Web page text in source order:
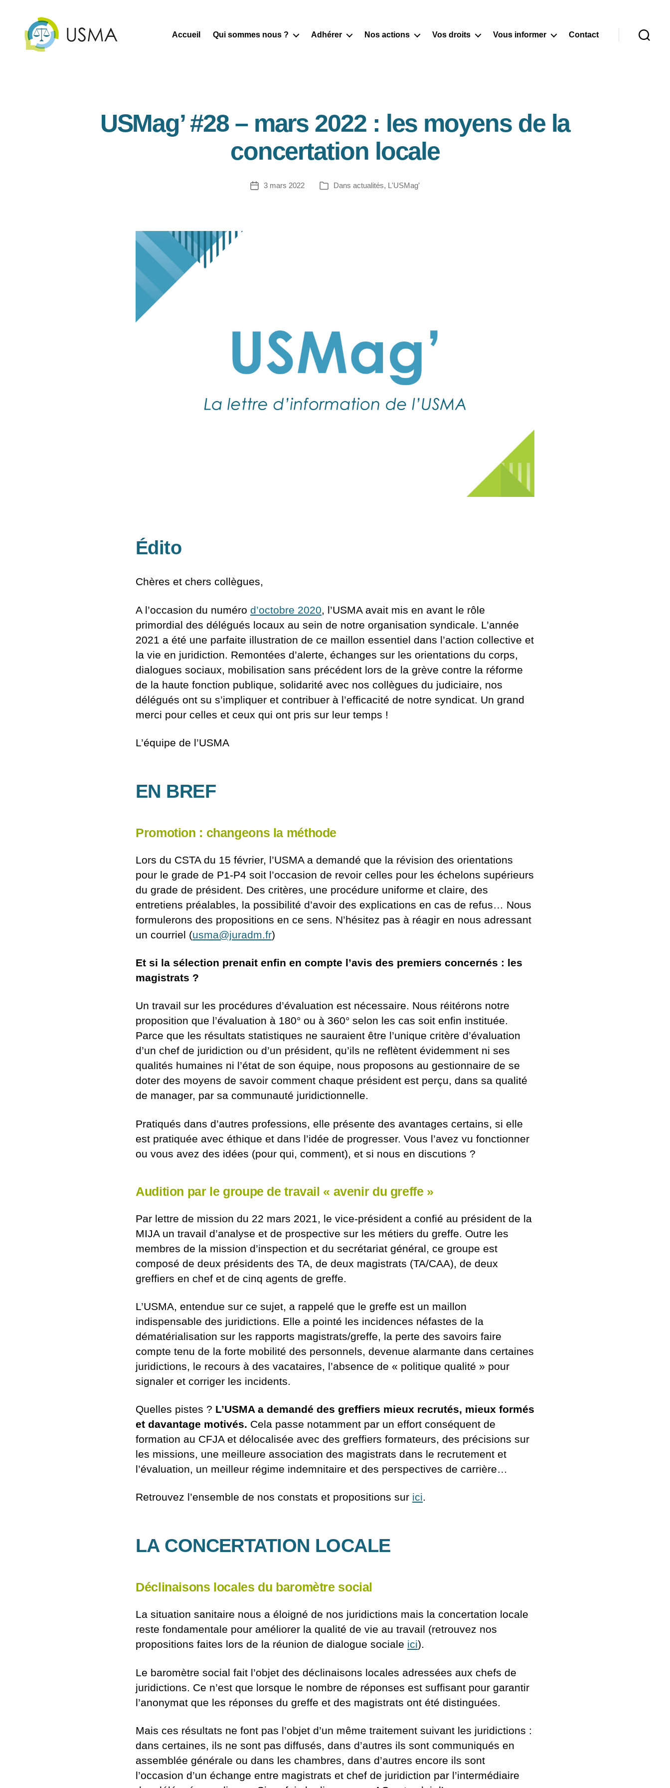
Accueil Qui sommes nous ? Adhérer Nos actions Vos droits Vous informer Contact
USMag’ #28 – mars 2022 : les moyens de la
concertation locale
Date3 mars 2022 Catégories
Dans actualités, L'USMag'
Édito
Chères et chers collègues,
A l’occasion du numéro d’octobre 2020 , l’USMA avait mis en avant le rôle
primordial des délégués locaux au sein de notre organisation syndicale. L’année
2021 a été une parfaite illustration de ce maillon essentiel dans l’action collective et
la vie en juridiction. Remontées d’alerte, échanges sur les orientations du corps,
dialogues sociaux, mobilisation sans précédent lors de la grève contre la réforme
de la haute fonction publique, solidarité avec nos collègues du judiciaire, nos
délégués ont su s’impliquer et contribuer à l’efficacité de notre syndicat. Un grand
merci pour celles et ceux qui ont pris sur leur temps !
L’équipe de l’USMA
EN BREF
Promotion : changeons la méthode
Lors du CSTA du 15 février, l’USMA a demandé que la révision des orientations
pour le grade de P1-P4 soit l’occasion de revoir celles pour les échelons supérieurs
du grade de président. Des critères, une procédure uniforme et claire, des
entretiens préalables, la possibilité d’avoir des explications en cas de refus… Nous
formulerons des propositions en ce sens. N’hésitez pas à réagir en nous adressant
un courriel (usma@juradm.fr)
Et si la sélection prenait enfin en compte l’avis des premiers concernés : les
magistrats ?
Un travail sur les procédures d’évaluation est nécessaire. Nous réitérons notre
proposition que l’évaluation à 180° ou à 360° selon les cas soit enfin instituée.
Parce que les résultats statistiques ne sauraient être l’unique critère d’évaluation
d’un chef de juridiction ou d’un président, qu’ils ne reflètent évidemment ni ses
qualités humaines ni l’état de son équipe, nous proposons au gestionnaire de se
doter des moyens de savoir comment chaque président est perçu, dans sa qualité
de manager, par sa communauté juridictionnelle.
Pratiqués dans d’autres professions, elle présente des avantages certains, si elle
est pratiquée avec éthique et dans l’idée de progresser. Vous l’avez vu fonctionner
ou vous avez des idées (pour qui, comment), et si nous en discutions ?
Audition par le groupe de travail « avenir du greffe »
Par lettre de mission du 22 mars 2021, le vice-président a confié au président de la
MIJA un travail d’analyse et de prospective sur les métiers du greffe. Outre les
membres de la mission d’inspection et du secrétariat général, ce groupe est
composé de deux présidents des TA, de deux magistrats (TA/CAA), de deux
greffiers en chef et de cinq agents de greffe.
L’USMA, entendue sur ce sujet, a rappelé que le greffe est un maillon
indispensable des juridictions. Elle a pointé les incidences néfastes de la
dématérialisation sur les rapports magistrats/greffe, la perte des savoirs faire
compte tenu de la forte mobilité des personnels, devenue alarmante dans certaines
juridictions, le recours à des vacataires, l’absence de « politique qualité » pour
signaler et corriger les incidents.
Quelles pistes ? L’USMA a demandé des greffiers mieux recrutés, mieux formés
et davantage motivés. Cela passe notamment par un effort conséquent de
formation au CFJA et délocalisée avec des greffiers formateurs, des précisions sur
les missions, une meilleure association des magistrats dans le recrutement et
l’évaluation, un meilleur régime indemnitaire et des perspectives de carrière…
Retrouvez l’ensemble de nos constats et propositions sur ici.
LA CONCERTATION LOCALE
Déclinaisons locales du baromètre social
La situation sanitaire nous a éloigné de nos juridictions mais la concertation locale
reste fondamentale pour améliorer la qualité de vie au travail (retrouvez nos
propositions faites lors de la réunion de dialogue sociale ici).
Le baromètre social fait l’objet des déclinaisons locales adressées aux chefs de
juridictions. Ce n’est que lorsque le nombre de réponses est suffisant pour garantir
l’anonymat que les réponses du greffe et des magistrats ont été distinguées.
Mais ces résultats ne font pas l’objet d’un même traitement suivant les juridictions :
dans certaines, ils ne sont pas diffusés, dans d’autres ils sont communiqués en
assemblée générale ou dans les chambres, dans d’autres encore ils sont
l’occasion d’un échange entre magistrats et chef de juridiction par l’intermédiaire